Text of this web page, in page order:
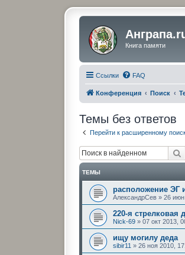
Книга памяти
Ссылки FAQ
Конференция Поиск
Темы без ответов
Перейти к расширенному
ТЕМЫ
расположение ЭГ
АлександрСев »26
220-я стрелковая
Nick-69 »07 окт 2013,
ищу могилу дедa
sibir11 »26 ноя 2010,